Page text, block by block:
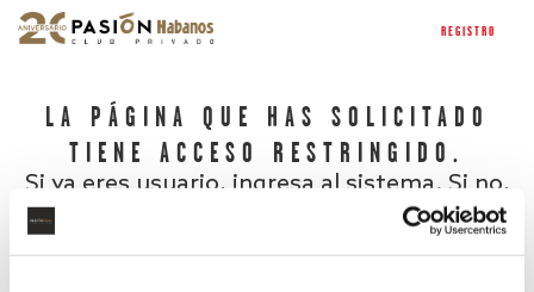
REGISTRO
LA PÁGINA QUE HAS SOLICITADO
TIENE ACCESO RESTRINGIDO.
Si ya eres usuario, ingresa al sistema. Si no,